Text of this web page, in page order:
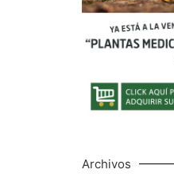
Archivos